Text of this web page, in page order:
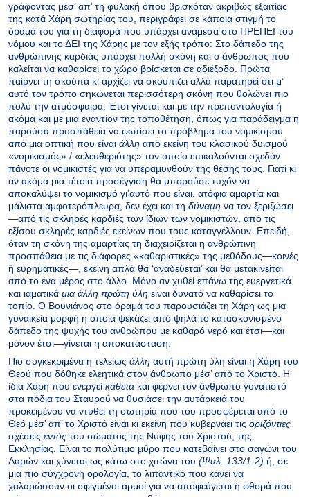
γράφοντας μέσ’ απ’ τη φυλακή όπου βρισκόταν ακριβώς εξαιτίας
της κατά Χάρη σωτηρίας του, περιγράφει σε κάποια στιγμή το
όραμά του για τη διαφορά που υπάρχει ανάμεσα στο ΠΡΕΠΕΙ του
νόμου και το ΔΕΙ της Χάρης με τον εξής τρόπο: Στο δάπεδο της
ανθρώπινης καρδιάς υπάρχει πολλή σκόνη και ο άνθρωπος που
καλείται να καθαρίσει το χώρο βρίσκεται σε αδιέξοδο. Πρώτα
παίρνει τη σκούπα κι αρχίζει να σκουπίζει αλλά παρατηρεί ότι μ’
αυτό τον τρόπο σηκώνεται περισσότερη σκόνη που θολώνει πιο
πολύ την ατμόσφαιρα. Έτσι γίνεται και με την πρεποντολογία ή
ακόμα και με μια εναντίον της τοποθέτηση, όπως για παράδειγμα η
παρούσα προσπάθεια να φωτίσει το πρόβλημα του νομικισμού
από μια οπτική που είναι άλλη από εκείνη του κλασικού δυισμού
«νομικισμός» / «ελευθεριότης» τον οποίο επικαλούνται σχεδόν
πάνοτε οι νομικιστές για να υπεραμυνθούν της θέσης τους. Γιατί κι
αν ακόμα μια τέτοια προσέγγιση θα μπορούσε τυχόν να
αποκαλύψει το νομικισμό γι’αυτό που είναι, ατόφια αμαρτία και
μάλιστα αμφοτερόπλευρα, δεν έχει και τη δύναμη να τον ξεριζώσει
—από τις σκληρές καρδιές των ίδιων των νομικιστών, από τις
εξίσου σκληρές καρδιές εκείνων που τους καταγγέλλουν. Επειδή,
όταν τη σκόνη της αμαρτίας τη διαχειρίζεται η ανθρώπινη
προσπάθεια με τις διάφορες «καθαριστικές» της μεθόδους—κοινές
ή ευρηματικές—, εκείνη απλά θα ‘αναδεύεται’ και θα μετακινείται
από το ένα μέρος στο άλλο. Μόνο αν χυθεί επάνω της ευεργετικά
και ιαματικά μια άλλη πρώτη ύλη είναι δυνατό να καθαρίσει το
τοπίο. Ο Βουνιάνος στο όραμά του παρουσιάζει τη Χάρη ως μια
γυναικεία μορφή η οποία ψεκάζει από ψηλά το κατασκονισμένο
δάπεδο της ψυχής του ανθρώπου με καθαρό νερό και έτσι—και
μόνον έτσι—γίνεται η αποκατάσταση.
Πιο συγκεκριμένα η τελείως άλλη αυτή πρώτη ύλη είναι η Χάρη του
Θεού που δόθηκε ελεητικά στον άνθρωπο μέσ’ από το Χριστό. Η
ίδια Χάρη που ενεργεί κάθετα και φέρνει τον άνθρωπο γονατιστό
στα πόδια του Σταυρού να θυσιάσει την αυτάρκειά του
προκειμένου να ντυθεί τη σωτηρία που του προσφέρεται από το
Θεό μέσ’ απ’ το Χριστό είναι κι εκείνη που κυβερνάει τις οριζόντιες
σχέσεις εντός του σώματος της Νύφης του Χριστού, της
Εκκλησίας. Είναι το πολύτιμο μύρο που κατεβαίνει στο σαγώνι του
Ααρών και χύνεται ως κάτω στο χιτώνα του (Ψαλ. 133/1-2) ή, σε
μια πιο σύγχρονη ορολογία, το λιπαντικό που κάνει να
χαλαρώσουν οι σφιγμένοι αρμοί για να αποφεύγεται η φθορά που